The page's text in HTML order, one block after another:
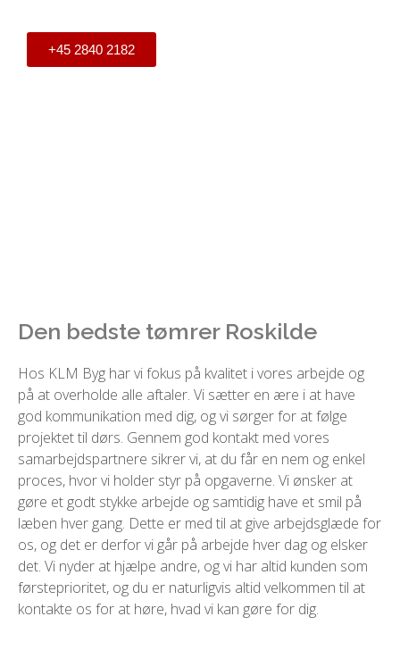
+45 2840 2182
Den bedste tømrer Roskilde
Hos KLM Byg har vi fokus på kvalitet i vores arbejde og
på at overholde alle aftaler. Vi sætter en ære i at have
god kommunikation med dig, og vi sørger for at følge
projektet til dørs. Gennem god kontakt med vores
samarbejdspartnere sikrer vi, at du får en nem og enkel
proces, hvor vi holder styr på opgaverne. Vi ønsker at
gøre et godt stykke arbejde og samtidig have et smil på
læben hver gang. Dette er med til at give arbejdsglæde for
os, og det er derfor vi går på arbejde hver dag og elsker
det. Vi nyder at hjælpe andre, og vi har altid kunden som
førsteprioritet, og du er naturligvis altid velkommen til at
kontakte os for at høre, hvad vi kan gøre for dig.